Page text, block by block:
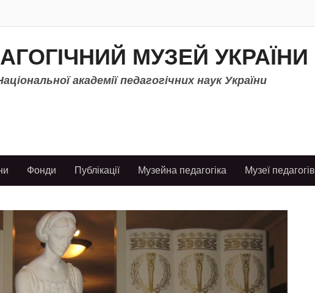
МУЗЕЙ УКРАЇНИ
академії педагогічних наук України
Фонди Публікації Музейна педагогіка Музеї педагогів